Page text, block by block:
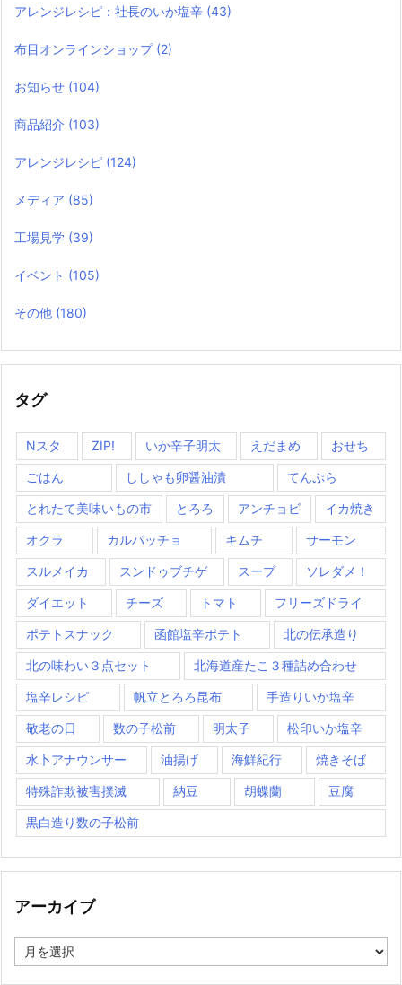
アレンジレシピ：社長のいか塩辛 (43)
布目オンラインショップ (2)
お知らせ (104)
商品紹介 (103)
アレンジレシピ (124)
メディア (85)
工場見学 (39)
イベント (105)
その他 (180)
タグ
Nスタ ZIP! いか辛子明太 えだまめ おせち
ごはん ししゃも卵醤油漬 てんぷら
とれたて美味いもの市 とろろ アンチョビ イカ焼き
オクラ カルパッチョ キムチ サーモン
スルメイカ スンドゥブチゲ スープ ソレダメ！
ダイエット チーズ トマト フリーズドライ
ポテトスナック 函館塩辛ポテト 北の伝承造り
北の味わい３点セット 北海道産たこ３種詰め合わせ
塩辛レシピ 帆立とろろ昆布 手造りいか塩辛
敬老の日 数の子松前 明太子 松印いか塩辛
水卜アナウンサー 油揚げ 海鮮紀行 焼きそば
特殊詐欺被害撲滅 納豆 胡蝶蘭 豆腐
黒白造り数の子松前
アーカイブ
ー